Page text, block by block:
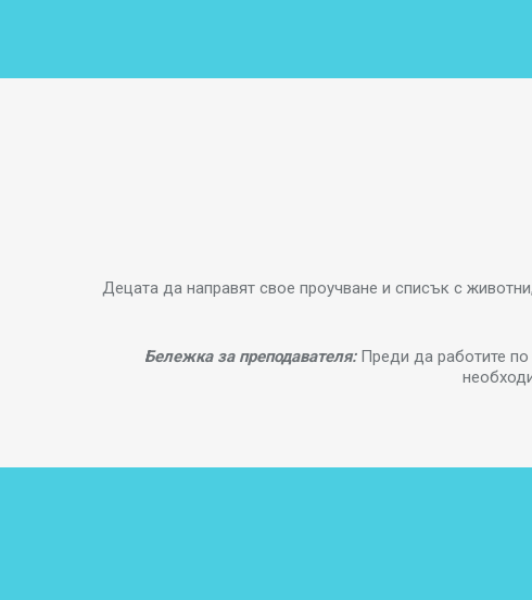
Децата да направят свое проучване и списък с
Бележка за преподавателя: Преди да работите по